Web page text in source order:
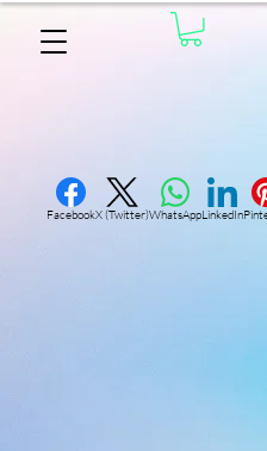
FacebookX (Twitter)WhatsAppLinkedIn